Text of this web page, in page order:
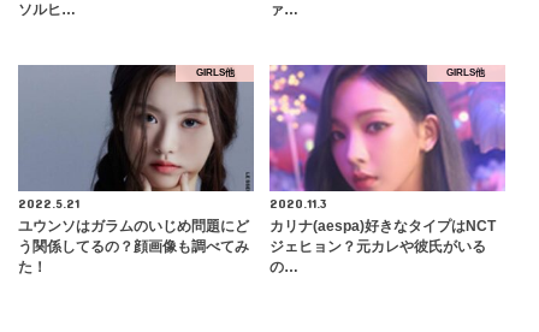
ソルヒ…
ァ…
GIRLS他
2022.5.21
ユウンソはガラムのいじめ問題にど
う関係してるの？顔画像も調べてみ
た！
GIRLS他
2020.11.3
カリナ(aespa)好きなタイプはNCT
ジェヒョン？元カレや彼氏がいる
の…